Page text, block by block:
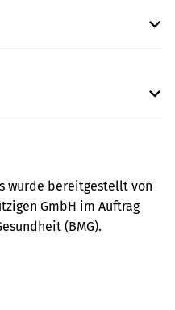
wurde bereitgestellt von
GmbH im Auftrag
(BMG).